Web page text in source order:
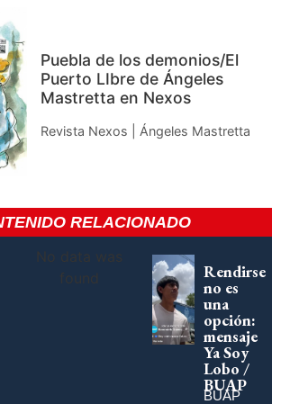
Puebla de los demonios/El
Puerto LIbre de Ángeles
Mastretta en Nexos
Revista Nexos | Ángeles Mastretta
RELACIONADO
No data was
found
Rendirse
no es
una
opción:
mensaje
Ya Soy
Lobo /
BUAP
BUAP